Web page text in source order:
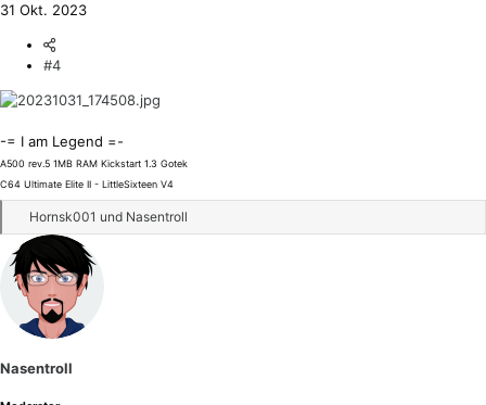
31 Okt. 2023
#4
-= I am Legend =-
A500 rev.5 1MB RAM Kickstart 1.3 Gotek
C64 Ultimate Elite II - LittleSixteen V4
R
e
k
t
o
e
Hornsk001 und Nasentroll
Nasentroll